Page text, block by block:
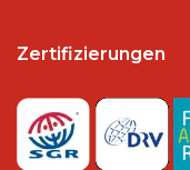
Zertifizierungen